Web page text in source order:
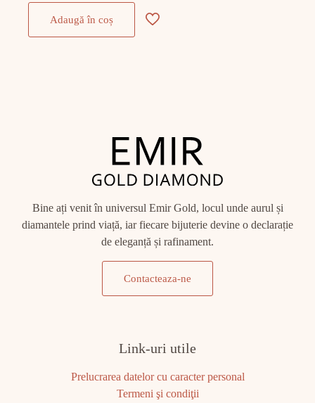
Adaugă în coș
Bine ați venit în universul Emir Gold, locul unde aurul și
diamantele prind viață, iar fiecare bijuterie devine o declarație
de eleganță și rafinament.
Contacteaza-ne
Link-uri utile
Prelucrarea datelor cu caracter personal
Termeni şi condiţii